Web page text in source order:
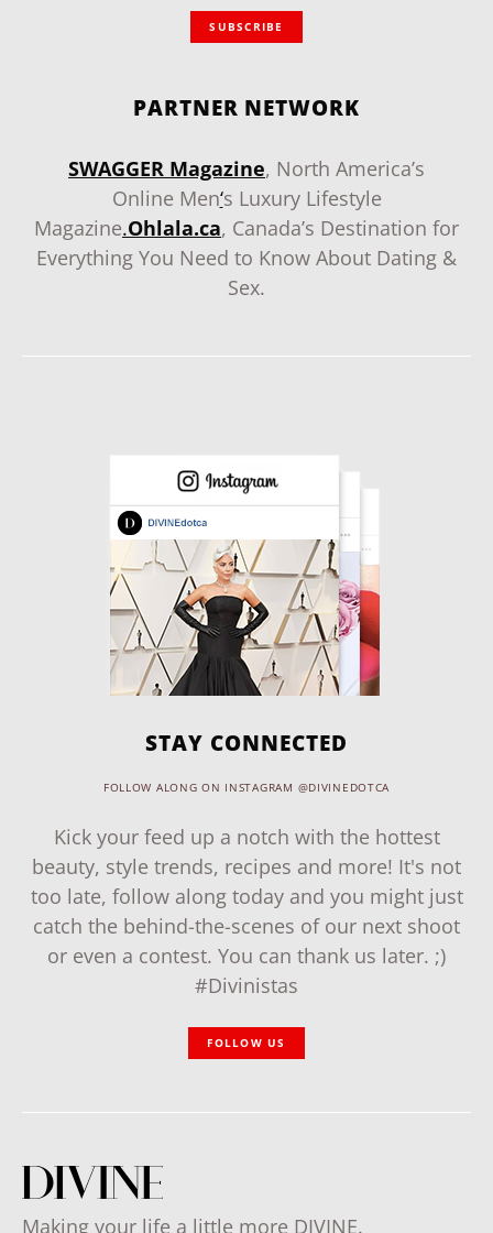
SUBSCRIBE
PARTNER NETWORK
SWAGGER Magazine, North America’s
Online Men‘s Luxury Lifestyle
Magazine.Ohlala.ca, Canada’s Destination for
Everything You Need to Know About Dating &
Sex.
STAY CONNECTED
FOLLOW ALONG ON INSTAGRAM @DIVINEDOTCA
Kick your feed up a notch with the hottest
beauty, style trends, recipes and more! It's not
too late, follow along today and you might just
catch the behind-the-scenes of our next shoot
or even a contest. You can thank us later. ;)
#Divinistas
FOLLOW US
Making your life a little more DIVINE.